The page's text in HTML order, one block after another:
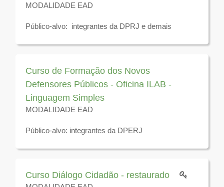
MODALIDADE EAD
Público-alvo: integrantes da DPRJ e demais
2026
Curso de Formação dos Novos
Defensores Públicos - Oficina ILAB -
Linguagem Simples
MODALIDADE EAD
Público-alvo: integrantes da DPERJ
Disponível para visualização até 31 de dezembro de
Curso Diálogo Cidadão - restaurado